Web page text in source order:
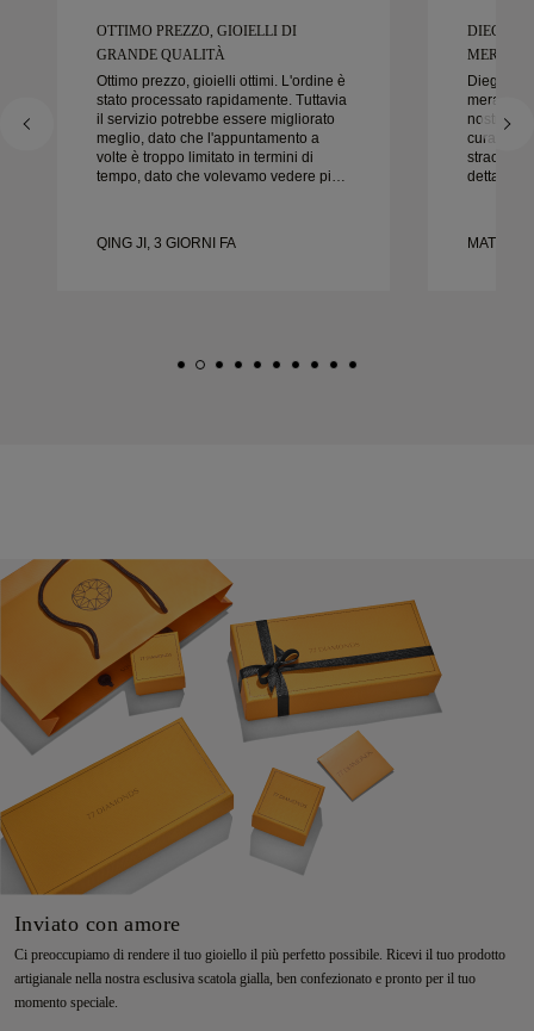
OTTIMO PREZZO, GIOIELLI DI
GRANDE QUALITÀ
Ottimo prezzo, gioielli ottimi. L'ordine è
stato processato rapidamente. Tuttavia
il servizio potrebbe essere migliorato
meglio, dato che l'appuntamento a
volte è troppo limitato in termini di
tempo, dato che volevamo vedere più
gioielli di buona qualità. Moglie è
QING JI, 3 GIORNI FA
DIEGO È
Diego è
nostre
cura e la
dettaglio
Inviato con amore
Ci preoccupiamo di rendere il tuo gioiello il più perfetto possibile. Ricevi il tuo prodotto
artigianale nella nostra esclusiva scatola gialla, ben confezionato e pronto per il tuo
momento speciale.